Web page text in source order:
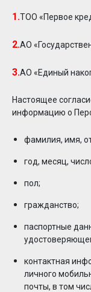
1.ТОО «Первое
2.АО
3.АО «Единый
Настоящее
информацию о
фамилия, имя,
год, месяц,
пол;
гражданство;
паспортные
контактная
личного
почты, в том